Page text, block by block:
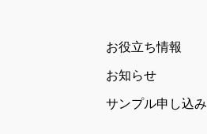
お役立ち情報
お知らせ
サンプル申し込み